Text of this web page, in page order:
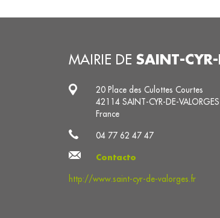
MAIRIE DE SAINT-
20 Place des Culottes Courtes
42114 SAINT-CYR-DE-VALORGES
France
04 77 62 47 47
Contacto
http://www.saint-cyr-de-valorges.fr